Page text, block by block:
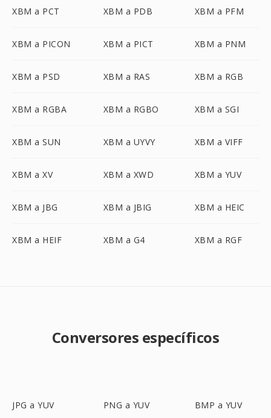
XBM a PCT XBM a PDB XBM a PFM
XBM a PICON XBM a PICT XBM a PNM
XBM a PSD XBM a RAS XBM a RGB
XBM a RGBA XBM a RGBO XBM a SGI
XBM a SUN XBM a UYVY XBM a VIFF
XBM a XV XBM a XWD XBM a YUV
XBM a JBG XBM a JBIG XBM a HEIC
XBM a HEIF XBM a G4 XBM a RGF
Conversores específicos
JPG a YUV PNG a YUV BMP a YUV